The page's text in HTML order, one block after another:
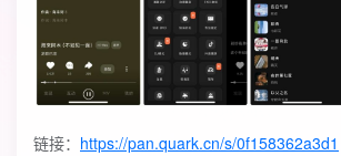
链接： https://pan.quark.cn/s/0f158362a3d1